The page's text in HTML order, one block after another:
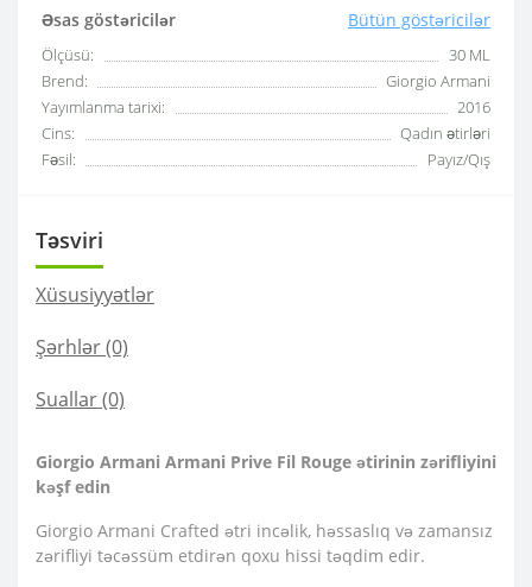
Əsas göstəricilər Bütün göstəricilər
Ölçüsü:
30 ML
Brend:
Giorgio Armani
Yayımlanma tarixi:
2016
Cins:
Qadın ətirləri
Fəsil:
Payız/Qış
Təsviri
Xüsusiyyətlər
Şərhlər (0)
Suallar(0)
Giorgio Armani Armani Prive Fil Rouge ətirinin zərifliyini
kəşf edin
Giorgio Armani Crafted ətri incəlik, həssaslıq və zamansız
zərifliyi təcəssüm etdirən qoxu hissi təqdim edir.